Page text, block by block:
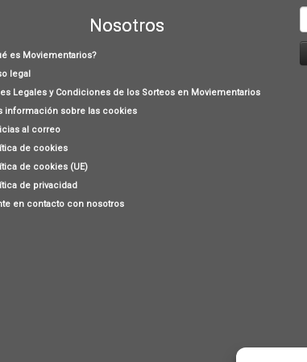
Nosotros
es Moviementarios?
legal
Legales y Condiciones de los Sorteos en Moviementarios
información sobre las cookies
al correo
de cookies
de cookies (UE)
de privacidad
en contacto con nosotros